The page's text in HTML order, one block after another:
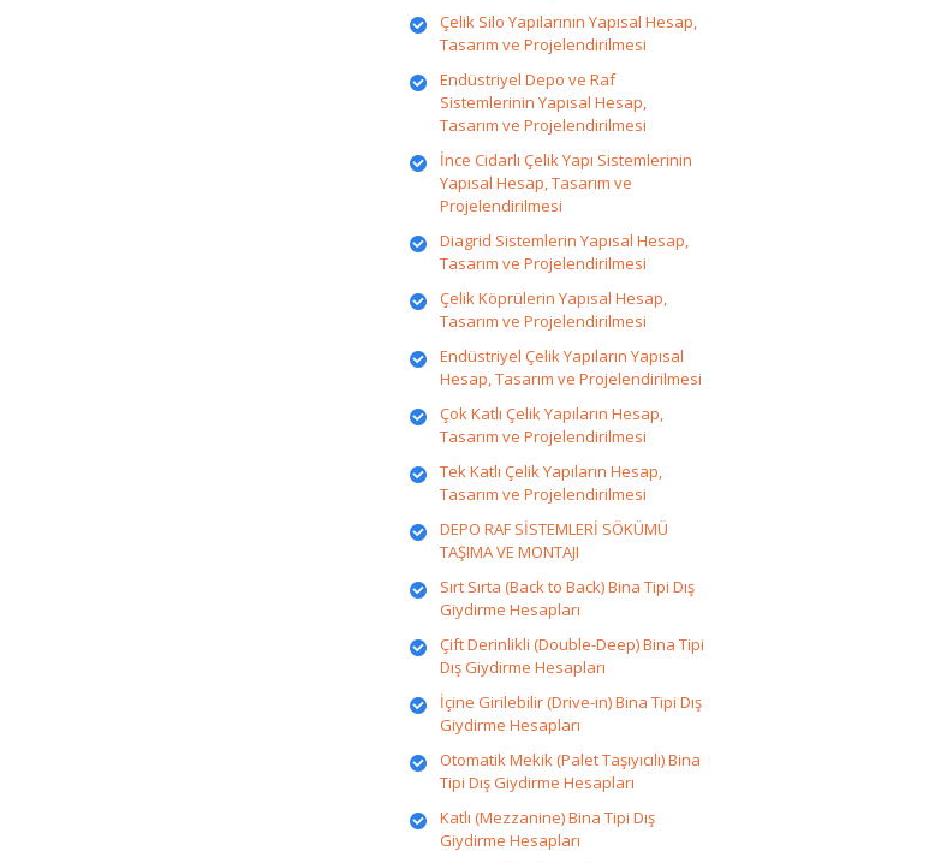
Çelik Silo Yapılarının Yapısal Hesap,
Tasarım ve Projelendirilmesi
Endüstriyel Depo ve Raf
Sistemlerinin Yapısal Hesap,
Tasarım ve Projelendirilmesi
İnce Cidarlı Çelik Yapı Sistemlerinin
Yapısal Hesap, Tasarım ve
Projelendirilmesi
Diagrid Sistemlerin Yapısal Hesap,
Tasarım ve Projelendirilmesi
Çelik Köprülerin Yapısal Hesap,
Tasarım ve Projelendirilmesi
Endüstriyel Çelik Yapıların Yapısal
Hesap, Tasarım ve Projelendirilmesi
Çok Katlı Çelik Yapıların Hesap,
Tasarım ve Projelendirilmesi
Tek Katlı Çelik Yapıların Hesap,
Tasarım ve Projelendirilmesi
DEPO RAF SİSTEMLERİ SÖKÜMÜ
TAŞIMA VE MONTAJI
Sırt Sırta (Back to Back) Bina Tipi Dış
Giydirme Hesapları
Çift Derinlikli (Double-Deep) Bina Tipi
Dış Giydirme Hesapları
İçine Girilebilir (Drive-in) Bina Tipi Dış
Giydirme Hesapları
Otomatik Mekik (Palet Taşıyıcılı) Bina
Tipi Dış Giydirme Hesapları
Katlı (Mezzanine) Bina Tipi Dış
Giydirme Hesapları